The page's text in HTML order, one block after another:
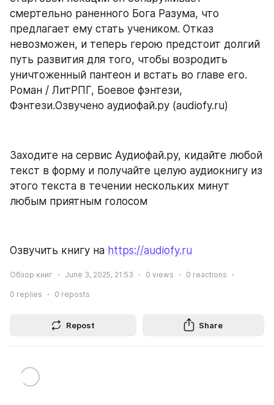
смертельно раненного Бога Разума, что
предлагает ему стать учеником. Отказ
невозможен, и теперь герою предстоит долгий
путь развития для того, чтобы возродить
уничтоженный пантеон и встать во главе его.
Роман / ЛитРПГ, Боевое фэнтези,
Фэнтези.Озвучено аудиофай.ру (audiofy.ru)
Заходите на сервис Аудиофай.ру, кидайте любой
текст в форму и получайте целую аудиокнигу из
этого текста в течении нескольких минут
любым приятным голосом
Озвучить книгу на https://audiofy.ru
Обзор книг June 3, 2025, 21:53 0 views 0 reactions
0 replies 0 reposts
Repost Share